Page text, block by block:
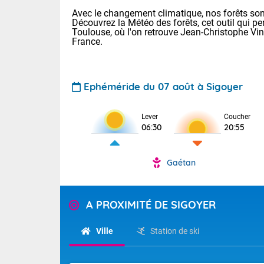
Avec le changement climatique, nos forêts
Découvrez la Météo des forêts, cet outil qui
Toulouse, où l'on retrouve Jean-Christophe
France.
Ephéméride du 07 août à Sigoyer
Lever
06:30
Coucher
20:55
Gaétan
A PROXIMITÉ DE SIGOYER
Ville Station de ski
Voici les
: 18/25 Paris
Clermont-Fd
Limoges :
Lille : 18/26
Calme,
chaîne des
mistral